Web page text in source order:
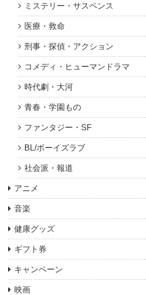
ミステリー・サスペンス
医療・救命
刑事・探偵・アクション
コメディ・ヒューマンドラマ
時代劇・大河
青春・学園もの
ファンタジー・SF
BL/ボーイズラブ
社会派・報道
アニメ
音楽
健康グッズ
ギフト券
キャンペーン
映画